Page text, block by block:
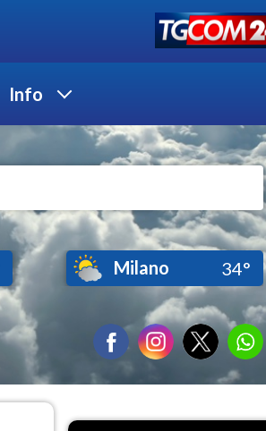
Info
Milano 34°